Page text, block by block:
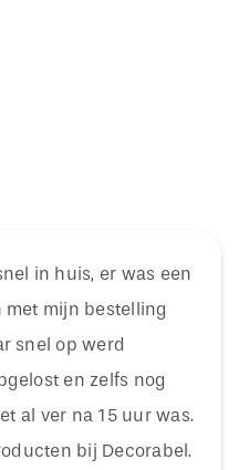
in huis, er was een
mijn bestelling
snel op werd
en zelfs nog
al ver na 15 uur was.
bij Decorabel.